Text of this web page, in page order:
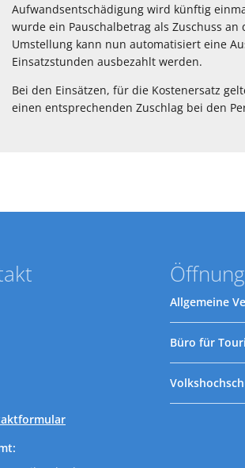
Aufwandsentschädigung wird künftig
wurde ein Pauschalbetrag als Zuschuss
Umstellung kann nun automatisiert eine
Einsatzstunden ausbezahlt werden.
Bei den Einsätzen, für die Kostenersatz
einen entsprechenden Zuschlag bei den
Allgemeine
Büro für